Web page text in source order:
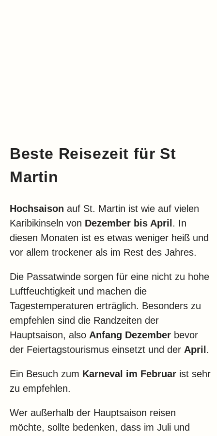
Beste Reisezeit für St
Martin
Hochsaison auf St. Martin ist wie auf vielen
Karibikinseln von Dezember bis April . In
diesen Monaten ist es etwas weniger heiß und
vor allem trockener als im Rest des Jahres.
Die Passatwinde sorgen für eine nicht zu hohe
Luftfeuchtigkeit und machen die
Tagestemperaturen erträglich. Besonders zu
empfehlen sind die Randzeiten der
Hauptsaison, also Anfang Dezember bevor
der Feiertagstourismus einsetzt und der April .
Ein Besuch zum Karneval im Februar ist sehr
zu empfehlen.
Wer außerhalb der Hauptsaison reisen
möchte, sollte bedenken, dass im Juli und